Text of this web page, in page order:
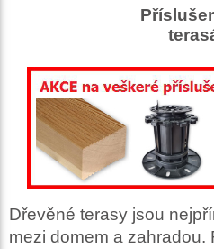
Dřevěné terasy jsou
mezi domem a zahradou.